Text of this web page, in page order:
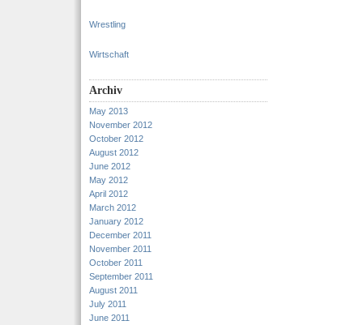
Wrestling
Wirtschaft
Archiv
May 2013
November 2012
October 2012
August 2012
June 2012
May 2012
April 2012
March 2012
January 2012
December 2011
November 2011
October 2011
September 2011
August 2011
July 2011
June 2011